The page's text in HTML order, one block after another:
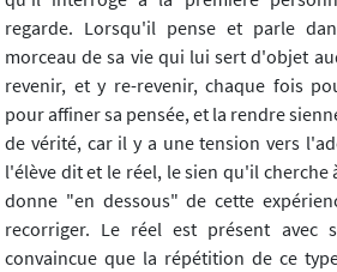
regarde. Lorsqu'il pense et parle
morceau de sa vie qui lui sert d'objet
revenir, et y re-revenir, chaque fois
pour affiner sa pensée, et la rendre
de vérité, car il y a une tension vers
l'élève dit et le réel, le sien qu'il cherche
donne "en dessous" de cette
recorriger. Le réel est présent avec
convaincue que la répétition de ce